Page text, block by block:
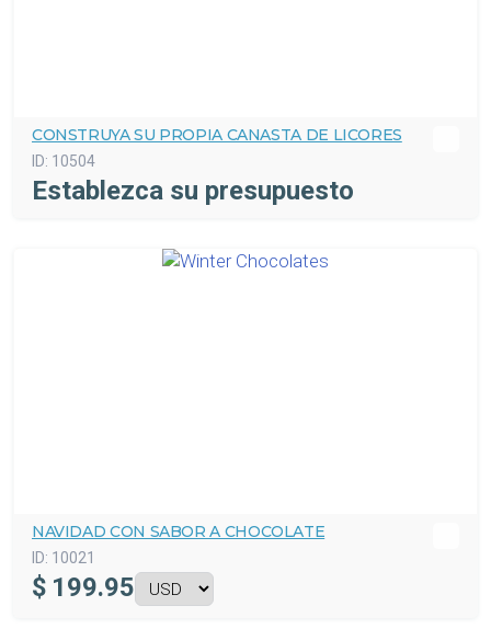
CONSTRUYA SU PROPIA CANASTA DE LICORES
ID: 10504
Establezca su presupuesto
NAVIDAD CON SABOR A CHOCOLATE
ID: 10021
$ 199.95